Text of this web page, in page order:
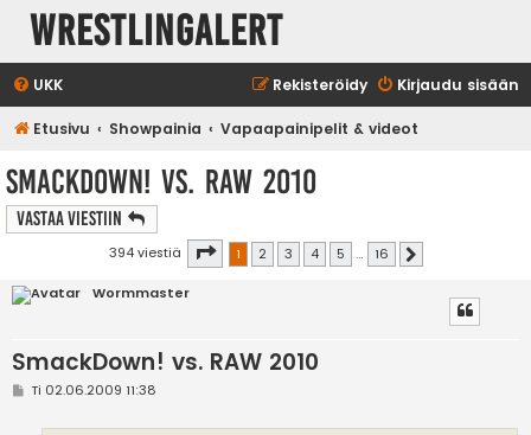
WrestlingAlert
UKK Kirjaudu sisään
Rekisteröidy
Etusivu Showpainia Vapaapainipelit & videot
SmackDown! vs. RAW 2010
Vastaa Viestiin
394 viestiä Sivu /16
1 2 3 4 5 … 16
Wormmaster
SmackDown! vs. RAW 2010
VTi 02.06.2009 11:38